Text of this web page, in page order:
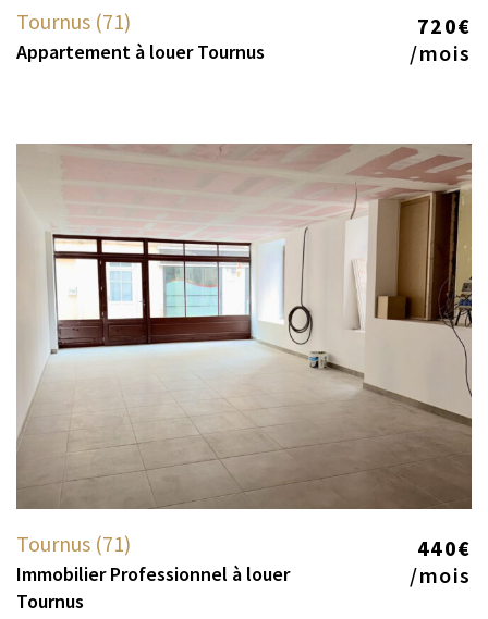
Tournus (71) 720€
Appartement à louer Tournus /mois
Tournus (71) 440€
Immobilier Professionnel à louer
Tournus
/mois